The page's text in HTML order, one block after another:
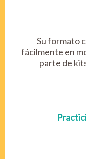
Su formato
fácilmente en
parte de